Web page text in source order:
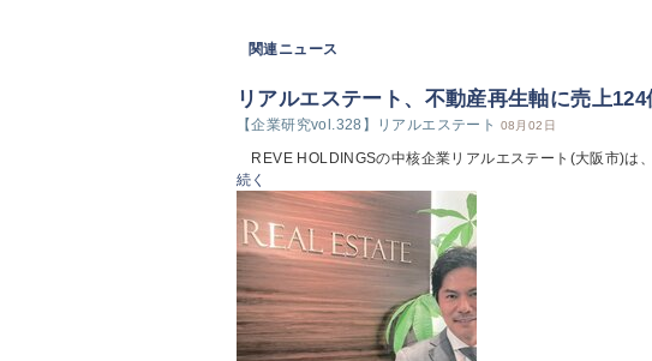
関連ニュース
リアルエステート、不動産再生軸に売上124
【企業研究vol.328】リアルエステート 08月02日
REVE HOLDINGSの中核企業リアルエステート(大阪市)は
続く